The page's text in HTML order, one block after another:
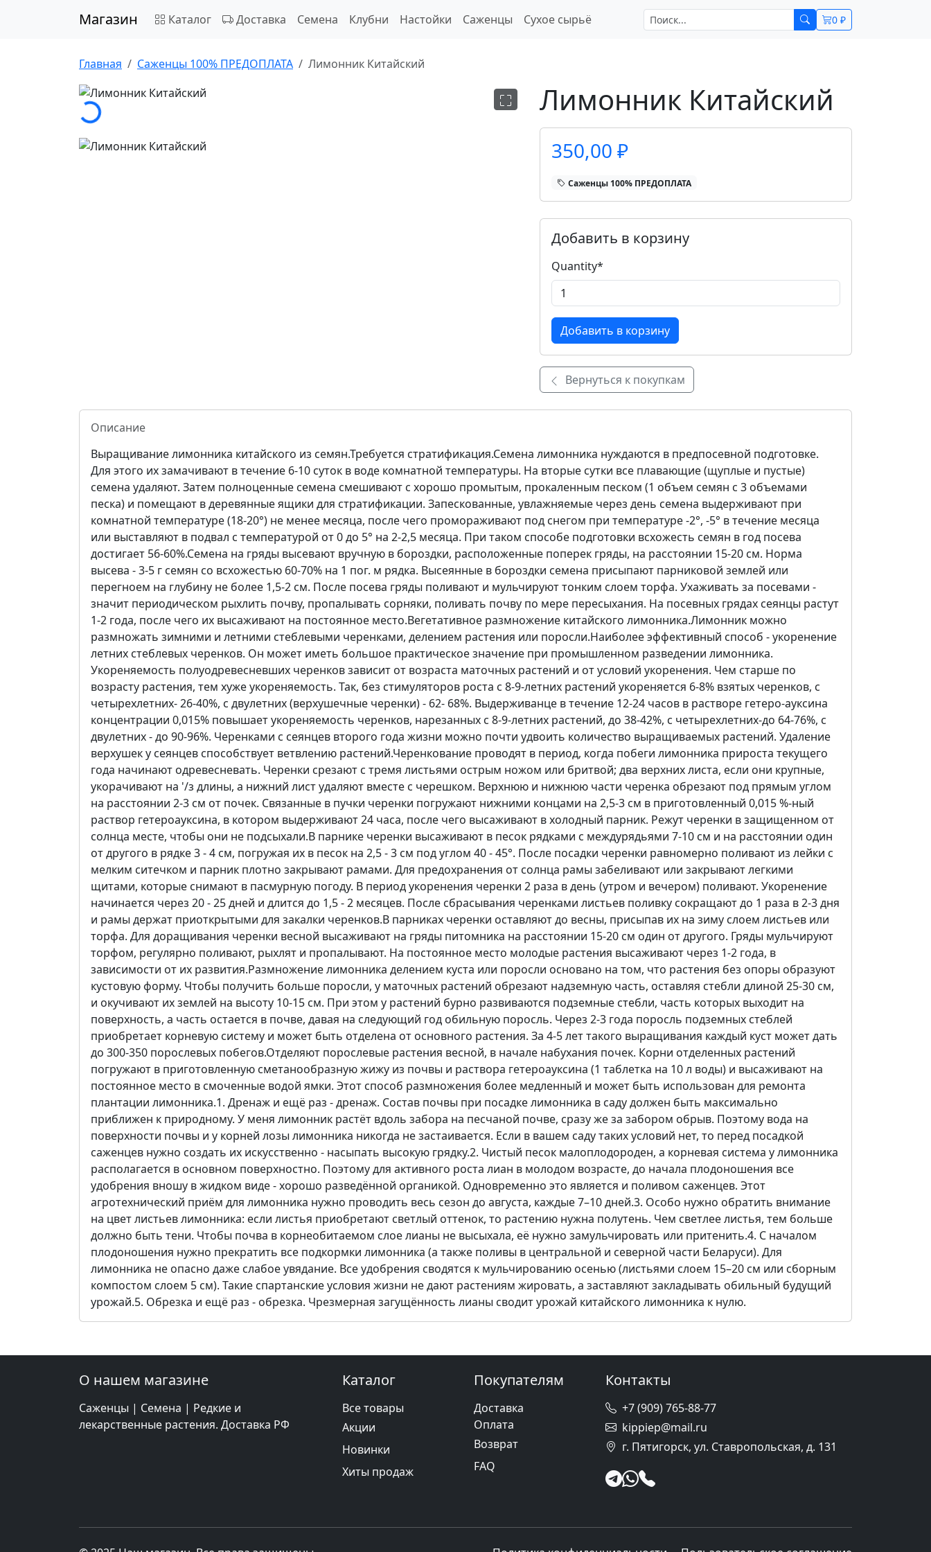
Магазин 0 ₽
Каталог Доставка Семена Клубни Настойки Саженцы Сухое сырьё
Главная Саженцы 100% ПРЕДОПЛАТА Лимонник Китайский
Загрузка...
Лимонник Китайский
350,00 ₽
Саженцы 100% ПРЕДОПЛАТА
Добавить в корзину
Quantity*
Вернуться к покупкам
Описание
Выращивание лимонника китайского из семян.Требуется стратификация.Семена лимонника нуждаются в предпосевной подготовке.
Для этого их замачивают в течение 6-10 суток в воде комнатной температуры. На вторые сутки все плавающие (щуплые и пустые)
семена удаляют. Затем полноценные семена смешивают с хорошо промытым, прокаленным песком (1 объем семян с 3 объемами
песка) и помещают в деревянные ящики для стратификации. Запескованные, увлажняемые через день семена выдерживают при
комнатной температуре (18-20°) не менее месяца, после чего промораживают под снегом при температуре -2°, -5° в течение месяца
или выставляют в подвал с температурой от 0 до 5° на 2-2,5 месяца. При таком способе подготовки всхожесть семян в год посева
достигает 56-60%.Семена на гряды высевают вручную в бороздки, расположенные поперек гряды, на расстоянии 15-20 см. Норма
высева - 3-5 г семян со всхожестью 60-70% на 1 пог. м рядка. Высеянные в бороздки семена присыпают парниковой землей или
перегноем на глубину не более 1,5-2 см. После посева гряды поливают и мульчируют тонким слоем торфа. Ухаживать за посевами -
значит периодическом рыхлить почву, пропалывать сорняки, поливать почву по мере пересыхания. На посевных грядах сеянцы растут
1-2 года, после чего их высаживают на постоянное место.Вегетативное размножение китайского лимонника.Лимонник можно
размножать зимними и летними стеблевыми черенками, делением растения или поросли.Наиболее эффективный способ - укоренение
летних стеблевых черенков. Он может иметь большое практическое значение при промышленном разведении лимонника.
Укореняемость полуодревесневших черенков зависит от возраста маточных растений и от условий укоренения. Чем старше по
возрасту растения, тем хуже укореняемость. Так, без стимуляторов роста с 8-9-летних растений укореняется 6-8% взятых черенков, с
четырехлетних- 26-40%, с двулетних (верхушечные черенки) - 62- 68%. Выдерживанце в течение 12-24 часов в растворе гетеро-ауксина
концентрации 0,015% повышает укореняемость черенков, нарезанных с 8-9-летних растений, до 38-42%, с четырехлетних-до 64-76%, с
двулетних - до 90-96%. Черенками с сеянцев второго года жизни можно почти удвоить количество выращиваемых растений. Удаление
верхушек у сеянцев способствует ветвлению растений.Черенкование проводят в период, когда побеги лимонника прироста текущего
года начинают одревесневать. Черенки срезают с тремя листьями острым ножом или бритвой; два верхних листа, если они крупные,
укорачивают на '/з длины, а нижний лист удаляют вместе с черешком. Верхнюю и нижнюю части черенка обрезают под прямым углом
на расстоянии 2-3 см от почек. Связанные в пучки черенки погружают нижними концами на 2,5-3 см в приготовленный 0,015 %-ный
раствор гетероауксина, в котором выдерживают 24 часа, после чего высаживают в холодный парник. Режут черенки в защищенном от
солнца месте, чтобы они не подсыхали.В парнике черенки высаживают в песок рядками с междурядьями 7-10 см и на расстоянии один
от другого в рядке 3 - 4 см, погружая их в песок на 2,5 - 3 см под углом 40 - 45°. После посадки черенки равномерно поливают из лейки с
мелким ситечком и парник плотно закрывают рамами. Для предохранения от солнца рамы забеливают или закрывают легкими
щитами, которые снимают в пасмурную погоду. В период укоренения черенки 2 раза в день (утром и вечером) поливают. Укоренение
начинается через 20 - 25 дней и длится до 1,5 - 2 месяцев. После сбрасывания черенками листьев поливку сокращают до 1 раза в 2-3 дня
и рамы держат приоткрытыми для закалки черенков.В парниках черенки оставляют до весны, присыпав их на зиму слоем листьев или
торфа. Для доращивания черенки весной высаживают на гряды питомника на расстоянии 15-20 см один от другого. Гряды мульчируют
торфом, регулярно поливают, рыхлят и пропалывают. На постоянное место молодые растения высаживают через 1-2 года, в
зависимости от их развития.Размножение лимонника делением куста или поросли основано на том, что растения без опоры образуют
кустовую форму. Чтобы получить больше поросли, у маточных растений обрезают надземную часть, оставляя стебли длиной 25-30 см,
и окучивают их землей на высоту 10-15 см. При этом у растений бурно развиваются подземные стебли, часть которых выходит на
поверхность, а часть остается в почве, давая на следующий год обильную поросль. Через 2-3 года поросль подземных стеблей
приобретает корневую систему и может быть отделена от основного растения. За 4-5 лет такого выращивания каждый куст может дать
до 300-350 порослевых побегов.Отделяют порослевые растения весной, в начале набухания почек. Корни отделенных растений
погружают в приготовленную сметанообразную жижу из почвы и раствора гетероауксина (1 таблетка на 10 л воды) и высаживают на
постоянное место в смоченные водой ямки. Этот способ размножения более медленный и может быть использован для ремонта
плантации лимонника.1. Дренаж и ещё раз - дренаж. Состав почвы при посадке лимонника в саду должен быть максимально
приближен к природному. У меня лимонник растёт вдоль забора на песчаной почве, сразу же за забором обрыв. Поэтому вода на
поверхности почвы и у корней лозы лимонника никогда не застаивается. Если в вашем саду таких условий нет, то перед посадкой
саженцев нужно создать их искусственно - насыпать высокую грядку.2. Чистый песок малоплодороден, а корневая система у лимонника
располагается в основном поверхностно. Поэтому для активного роста лиан в молодом возрасте, до начала плодоношения все
удобрения вношу в жидком виде - хорошо разведённой органикой. Одновременно это является и поливом саженцев. Этот
агротехнический приём для лимонника нужно проводить весь сезон до августа, каждые 7–10 дней.3. Особо нужно обратить внимание
на цвет листьев лимонника: если листья приобретают светлый оттенок, то растению нужна полутень. Чем светлее листья, тем больше
должно быть тени. Чтобы почва в корнеобитаемом слое лианы не высыхала, её нужно замульчировать или притенить.4. С началом
плодоношения нужно прекратить все подкормки лимонника (а также поливы в центральной и северной части Беларуси). Для
лимонника не опасно даже слабое увядание. Все удобрения сводятся к мульчированию осенью (листьями слоем 15–20 см или сборным
компостом слоем 5 см). Такие спартанские условия жизни не дают растениям жировать, а заставляют закладывать обильный будущий
урожай.5. Обрезка и ещё раз - обрезка. Чрезмерная загущённость лианы сводит урожай китайского лимонника к нулю.
О нашем магазине
Саженцы | Семена | Редкие и
лекарственные растения. Доставка РФ
Каталог
Все товары
Акции
Новинки
Хиты продаж
Покупателям
Доставка
Оплата
Возврат
FAQ
Контакты
+7 (909) 765-88-77
kippiep@mail.ru
г. Пятигорск, ул. Ставропольская, д. 131